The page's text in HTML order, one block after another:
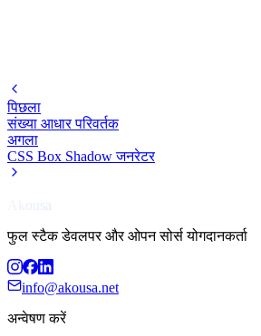
पिछला
संख्या आधार परिवर्तक
अगला
CSS Box Shadow जनरेटर
Akousa
फुल स्टैक डेवलपर और ओपन सोर्स योगदानकर्ता
info@akousa.net
अन्वेषण करें